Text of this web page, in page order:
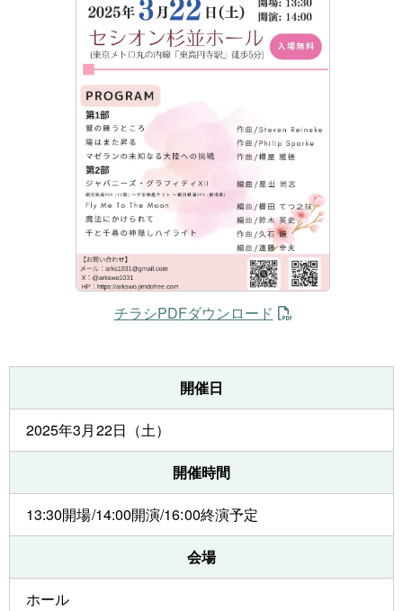
チラシPDFダウンロード
開催日
2025年3月22日（土）
開催時間
13:30開場/14:00開演/16:00終演予定
会場
ホール